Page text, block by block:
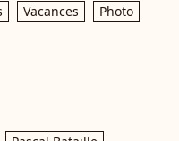
Vacances Photo